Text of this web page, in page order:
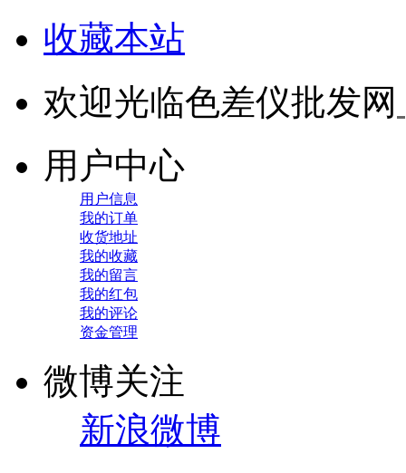
收藏本站
欢迎光临色差仪批发网
用户中心
用户信息
我的订单
收货地址
我的收藏
我的留言
我的红包
我的评论
资金管理
微博关注
新浪微博